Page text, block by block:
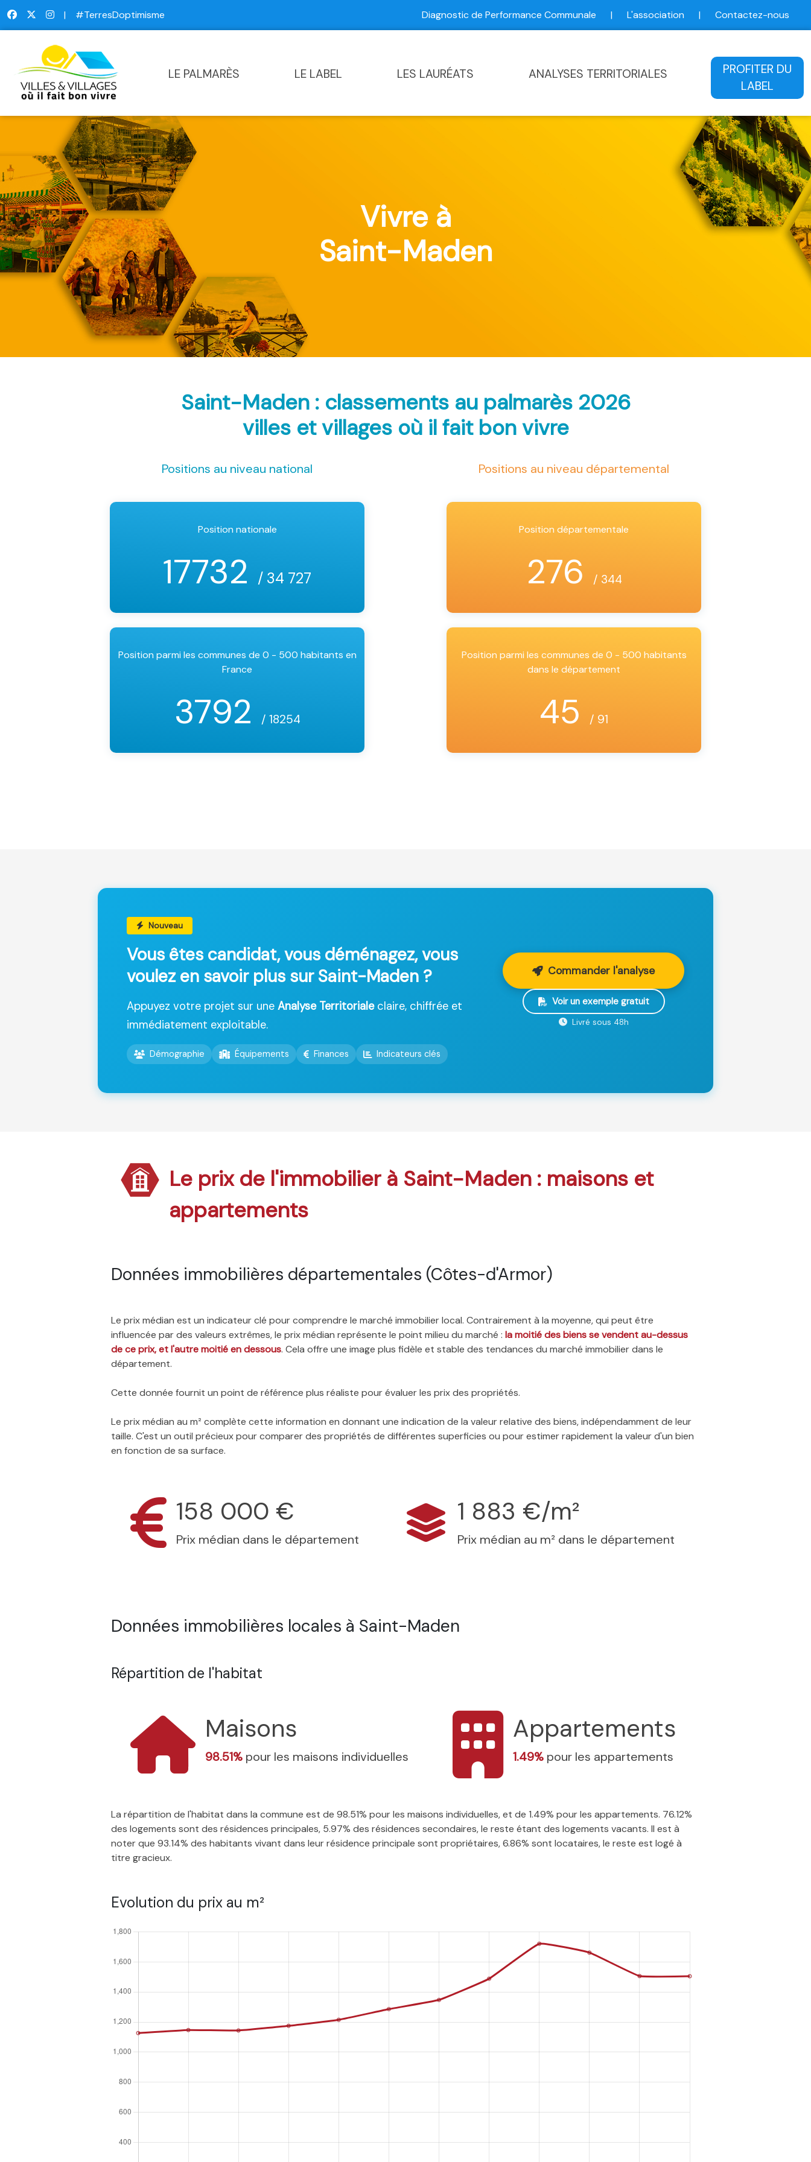
| #TerresDoptimisme Diagnostic de Performance Communale | L'association | Contactez-nous
LE PALMARÈS LE LABEL LES LAURÉATS ANALYSES TERRITORIALES
PROFITER DU
LABEL
Vivre à
Saint-Maden
Saint-Maden : classements au palmarès 2026
villes et villages où il fait bon vivre
Positions au niveau national
Position nationale
17732 / 34 727
Position parmi les communes de 0 - 500 habitants en
France
3792 / 18254
Positions au niveau départemental
Position départementale
276 / 344
Position parmi les communes de 0 - 500 habitants
dans le département
45 / 91
Nouveau
Vous êtes candidat, vous déménagez, vous
voulez en savoir plus sur Saint-Maden ?
Appuyez votre projet sur une Analyse Territorialeclaire, chiffrée et
immédiatement exploitable.
Démographie Équipements Finances Indicateurs clés
Commander l'analyse
Voir un exemple gratuit
Livré sous 48h
Le prix de l'immobilier à Saint-Maden : maisons et
appartements
Données immobilières départementales (Côtes-d'Armor)
Le prix médian est un indicateur clé pour comprendre le marché immobilier local. Contrairement à la moyenne, qui peut être
influencée par des valeurs extrêmes, le prix médian représente le point milieu du marché : la moitié des biens se vendent au-dessus
de ce prix, et l'autre moitié en dessous. Cela offre une image plus fidèle et stable des tendances du marché immobilier dans le
département.
Cette donnée fournit un point de référence plus réaliste pour évaluer les prix des propriétés.
Le prix médian au m² complète cette information en donnant une indication de la valeur relative des biens, indépendamment de leur
taille. C'est un outil précieux pour comparer des propriétés de différentes superficies ou pour estimer rapidement la valeur d'un bien
en fonction de sa surface.
158 000 €
Prix médian dans le département
1 883 €/m²
Prix médian au m² dans le département
Données immobilières locales à Saint-Maden
Répartition de l'habitat
Maisons
98.51% pour les maisons individuelles
Appartements
1.49% pour les appartements
La répartition de l'habitat dans la commune est de 98.51% pour les maisons individuelles, et de 1.49% pour les appartements. 76.12%
des logements sont des résidences principales, 5.97% des résidences secondaires, le reste étant des logements vacants. Il est à
noter que 93.14% des habitants vivant dans leur résidence principale sont propriétaires, 6.86% sont locataires, le reste est logé à
titre gracieux.
Evolution du prix au m²